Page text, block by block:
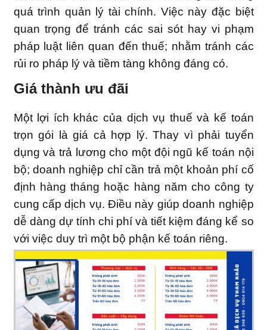
quá trình quản lý tài chính. Việc này đặc biệt
quan trọng để tránh các sai sót hay vi phạm
pháp luật liên quan đến thuế; nhằm tránh các
rủi ro pháp lý và tiềm tàng không đáng có.
Giá thành ưu đãi
Một lợi ích khác của dịch vụ thuế và kế toán
trọn gói là giá cả hợp lý. Thay vì phải tuyển
dụng và trả lương cho một đội ngũ kế toán nội
bộ; doanh nghiệp chỉ cần trả một khoản phí cố
định hàng tháng hoặc hàng năm cho công ty
cung cấp dịch vụ. Điều này giúp doanh nghiệp
dễ dàng dự tính chi phí và tiết kiệm đáng kể so
với việc duy trì một bộ phận kế toán riêng.